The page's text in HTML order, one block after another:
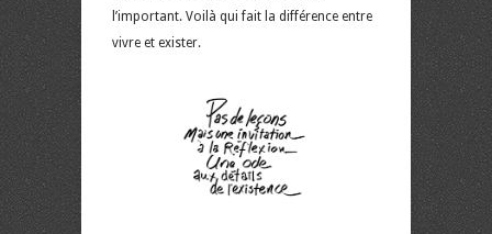
l’important. Voilà qui fait la différence entre
vivre et exister.